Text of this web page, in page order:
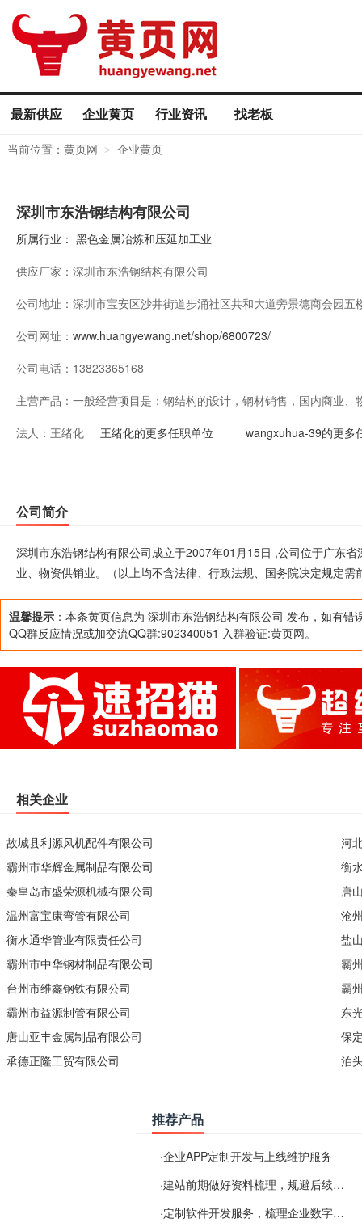
最新供应 企业黄页 行业资讯 找老板
当前位置： 黄页网 > 企业黄页
深圳市东浩钢结构有限公司
所属行业： 黑色金属冶炼和压延加工业
供应厂家： 深圳市东浩钢结构有限公司
公司地址： 深圳市宝安区沙井街道步涌社区共和大道旁景德商会园五
公司网址： www.huangyewang.net/shop/6800723/
公司电话： 13823365168
主营产品： 一般经营项目是：钢结构的设计，钢材销售，国内商业
政法规、国务院决定规定需前置审批和禁止的项目），许
法人： 王绪化 王绪化的更多任职单位 wangxuhua-39的更多
公司简介
深圳市东浩钢结构有限公司成立于2007年01月15日 ,公司位于广东
业、物资供销业。（以上均不含法律、行政法规、国务院决定规定
温馨提示 ：本条黄页信息为 深圳市东浩钢结构有限公司 发布，如有错
QQ群反应情况或加交流QQ群:902340051 入群验证:黄页网。
相关企业
故城县利源风机配件有限公司
霸州市华辉金属制品有限公司
秦皇岛市盛荣源机械有限公司
温州富宝康弯管有限公司
衡水通华管业有限责任公司
霸州市中华钢材制品有限公司
台州市维鑫钢铁有限公司
霸州市益源制管有限公司
唐山亚丰金属制品有限公司
承德正隆工贸有限公司
河
衡
唐
沧
盐
霸
霸
东
保
泊
推荐产品
·企业APP定制开发与上线维护服务
·建站前期做好资料梳理，规避后续各类使用难题
·定制软件开发服务，梳理企业数字化落地常见难点